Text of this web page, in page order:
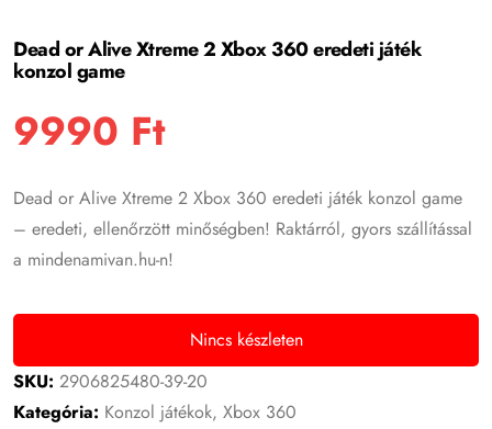
Dead or Alive Xtreme 2 Xbox 360 eredeti játék
konzol game
9990 Ft
Dead or Alive Xtreme 2 Xbox 360 eredeti játék konzol game
– eredeti, ellenőrzött minőségben! Raktárról, gyors szállítással
a mindenamivan.hu-n!
Nincs készleten
SKU:2906825480-39-20
Kategória: Konzol játékok,Xbox 360